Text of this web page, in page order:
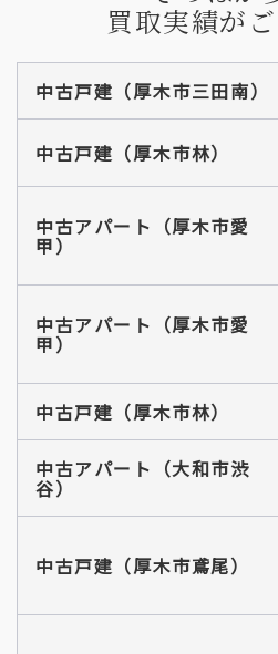
買取実績が
中古戸建（厚木市三田南）
中古戸建（厚木市林）
中古アパート （厚木市愛
甲）
中古アパート（厚木市愛
甲）
中古戸建（厚木市林）
中古アパート（大和市渋
谷）
中古戸建（厚木市鳶尾）